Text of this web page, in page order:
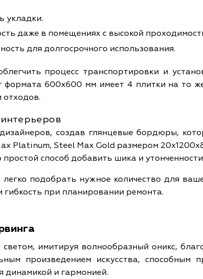
укладки.
даже в помещениях с высокой
для долгосрочного использования.
процесс транспортировки и
формата 600x600 мм имеет 4 плитки на то
отходов.
создав глянцевые бордюры,
Platinum, Steel Max Gold размером
способ добавить шика и
подобрать нужное количество для
при планировании ремонта.
имитируя волнообразный оникс,
произведением искусства, способным
динамикой и гармонией.